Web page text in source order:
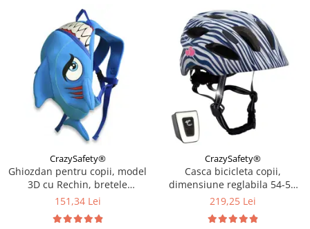
CrazySafety®
Ghiozdan pentru copii, model
3D cu Rechin, bretele
ajustabile, Bleu
151,34 Lei
CrazySafety®
Casca bicicleta copii,
dimensiune reglabila 54-58
cm, 6-12 ani, Dark Blue
219,25 Lei